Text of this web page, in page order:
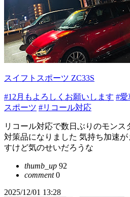
スイフトスポーツ ZC33S
#12月もよろしくお願いします #愛
スポーツ #リコール対応
リコール対応で数日ぶりのモンス
対策品になりました 気持ち加速
すけど気のせいだろうな
thumb_up 92
comment0
2025/12/01 13:28